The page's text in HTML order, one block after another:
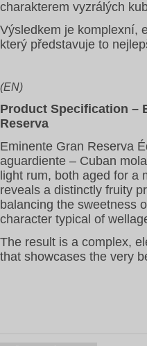
charakterem vyzrálých
Výsledkem je komplexní,
který představuje to
(EN)
Product Specification –
Reserva
Eminente Gran Reserva
aguardiente – Cuban
light rum, both aged for a
reveals a distinctly fruity
balancing the sweetness
character typical of
The result is a complex,
that showcases the very